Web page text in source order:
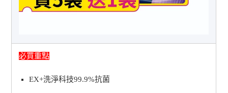
必買重點
EX+洗淨科技99.9%抗菌